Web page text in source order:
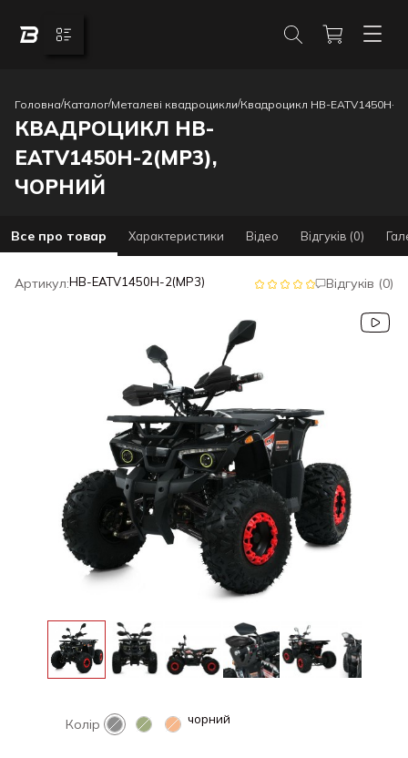
Головна/Каталог/Металеві квадроцикли/Квадроцикл HB-EATV1450H-
КВАДРОЦИКЛ HB-
EATV1450H-2(MP3),
ЧОРНИЙ
Все про товар Характеристики Відео Відгуків (0)
Артикул:HB-EATV1450H-2(MP3) Відгуків (0)
Колір чорний